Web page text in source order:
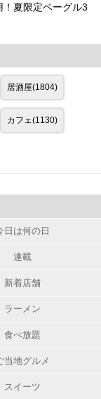
夏限定ベーグル3
居酒屋(1804)
カフェ(1130)
日は何の日
連載
新着店舗
ラーメン
食べ放題
当地グルメ
スイーツ